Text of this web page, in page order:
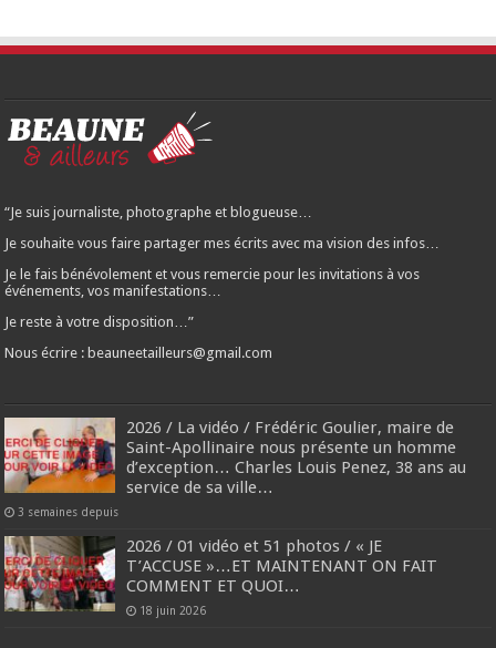
“Je suis journaliste, photographe et blogueuse…
Je souhaite vous faire partager mes écrits avec ma vision des infos…
Je le fais bénévolement et vous remercie pour les invitations à vos
événements, vos manifestations…
Je reste à votre disposition…”
Nous écrire : beauneetailleurs@gmail.com
2026 / La vidéo / Frédéric Goulier, maire de
Saint-Apollinaire nous présente un homme
d’exception… Charles Louis Penez, 38 ans au
service de sa ville…
3 semaines depuis
2026 / 01 vidéo et 51 photos / « JE
T’ACCUSE »…ET MAINTENANT ON FAIT
COMMENT ET QUOI…
18 juin 2026